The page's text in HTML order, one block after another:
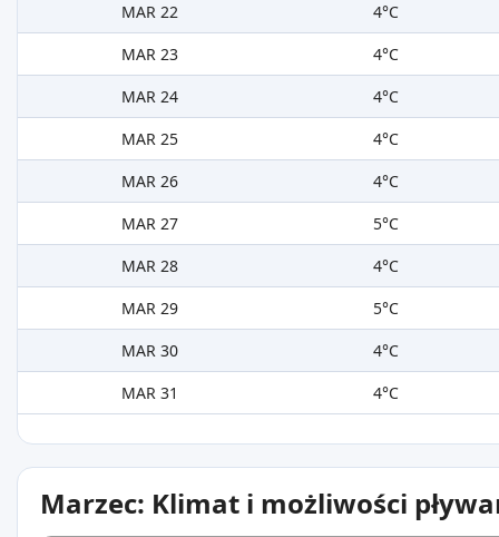
MAR 22
4°C
MAR 23
4°C
MAR 24
4°C
MAR 25
4°C
MAR 26
4°C
MAR 27
5°C
MAR 28
4°C
MAR 29
5°C
MAR 30
4°C
MAR 31
4°C
Marzec: Klimat i możliwości